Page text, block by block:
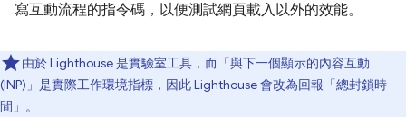
寫互動流程的指令碼，以便測試網頁載入以外的效能。
由於 Lighthouse 是實驗室工具，而「與下一個顯示的內容互動
(INP)」 是實際工作環境指標，因此 Lighthouse 會改為回報「總封鎖時
間」 。